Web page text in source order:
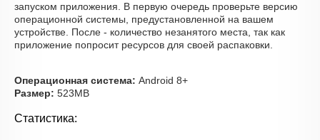
запуском приложения. В первую очередь проверьте версию
операционной системы, предустановленной на вашем
устройстве. После - количество незанятого места, так как
приложение попросит ресурсов для своей распаковки.
Операционная система: Android 8+
Размер: 523MB
Статистика: